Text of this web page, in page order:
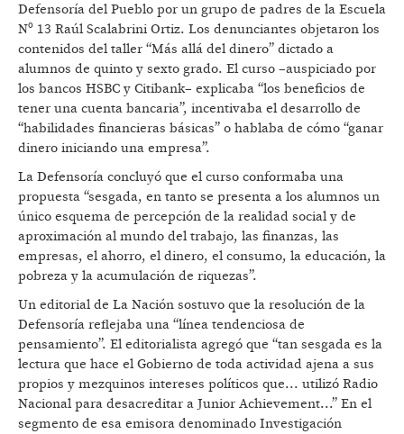
Defensoría del Pueblo por un grupo de padres de la Escuela
Nº 13 Raúl Scalabrini Ortiz. Los denunciantes objetaron los
contenidos del taller “Más allá del dinero” dictado a
alumnos de quinto y sexto grado. El curso –auspiciado por
los bancos HSBC y Citibank– explicaba “los beneficios de
tener una cuenta bancaria”, incentivaba el desarrollo de
“habilidades financieras básicas” o hablaba de cómo “ganar
dinero iniciando una empresa”.
La Defensoría concluyó que el curso conformaba una
propuesta “sesgada, en tanto se presenta a los alumnos un
único esquema de percepción de la realidad social y de
aproximación al mundo del trabajo, las finanzas, las
empresas, el ahorro, el dinero, el consumo, la educación, la
pobreza y la acumulación de riquezas”.
Un editorial de La Nación sostuvo que la resolución de la
Defensoría reflejaba una “línea tendenciosa de
pensamiento”. El editorialista agregó que “tan sesgada es la
lectura que hace el Gobierno de toda actividad ajena a sus
propios y mezquinos intereses políticos que... utilizó Radio
Nacional para desacreditar a Junior Achievement...” En el
segmento de esa emisora denominado Investigación